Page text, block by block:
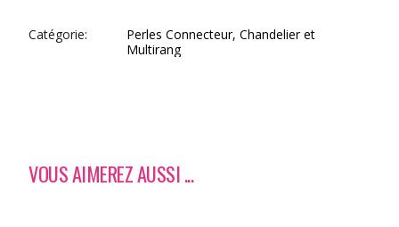
Catégorie
Perles Connecteur, Chandelier et
Multirang
VOUS AIMEREZ AUSSI ...